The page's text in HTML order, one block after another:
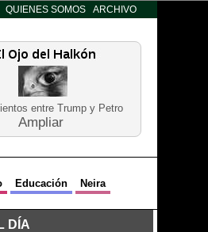
QUIENES SOMOS ARCHIVO
entre Trump y Petro
Ampliar
Educación Neira
DÍA